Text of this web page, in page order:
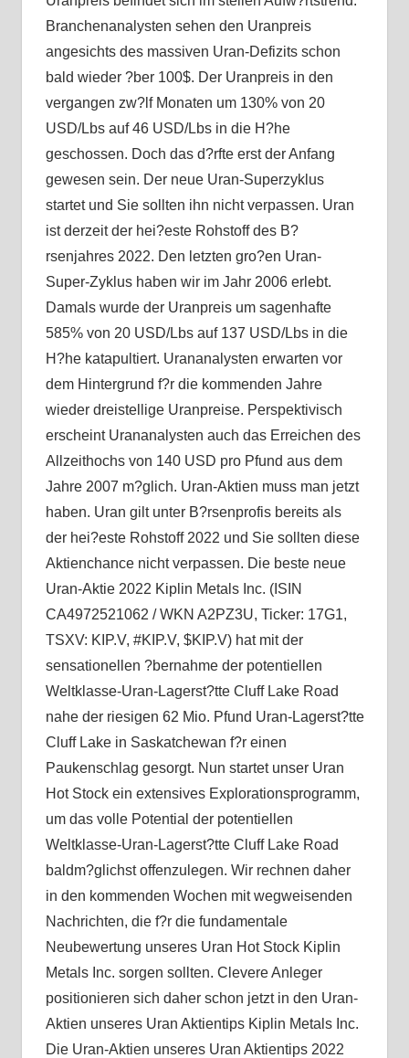
Branchenanalysten sehen den Uranpreis
angesichts des massiven Uran-Defizits schon
bald wieder ?ber 100$. Der Uranpreis in den
vergangen zw?lf Monaten um 130% von 20
USD/Lbs auf 46 USD/Lbs in die H?he
geschossen. Doch das d?rfte erst der Anfang
gewesen sein. Der neue Uran-Superzyklus
startet und Sie sollten ihn nicht verpassen. Uran
ist derzeit der hei?este Rohstoff des B?
rsenjahres 2022. Den letzten gro?en Uran-
Super-Zyklus haben wir im Jahr 2006 erlebt.
Damals wurde der Uranpreis um sagenhafte
585% von 20 USD/Lbs auf 137 USD/Lbs in die
H?he katapultiert. Urananalysten erwarten vor
dem Hintergrund f?r die kommenden Jahre
wieder dreistellige Uranpreise. Perspektivisch
erscheint Urananalysten auch das Erreichen des
Allzeithochs von 140 USD pro Pfund aus dem
Jahre 2007 m?glich. Uran-Aktien muss man jetzt
haben. Uran gilt unter B?rsenprofis bereits als
der hei?este Rohstoff 2022 und Sie sollten diese
Aktienchance nicht verpassen. Die beste neue
Uran-Aktie 2022 Kiplin Metals Inc. (ISIN
CA4972521062 / WKN A2PZ3U, Ticker: 17G1,
TSXV: KIP.V, #KIP.V, $KIP.V) hat mit der
sensationellen ?bernahme der potentiellen
Weltklasse-Uran-Lagerst?tte Cluff Lake Road
nahe der riesigen 62 Mio. Pfund Uran-Lagerst?tte
Cluff Lake in Saskatchewan f?r einen
Paukenschlag gesorgt. Nun startet unser Uran
Hot Stock ein extensives Explorationsprogramm,
um das volle Potential der potentiellen
Weltklasse-Uran-Lagerst?tte Cluff Lake Road
baldm?glichst offenzulegen. Wir rechnen daher
in den kommenden Wochen mit wegweisenden
Nachrichten, die f?r die fundamentale
Neubewertung unseres Uran Hot Stock Kiplin
Metals Inc. sorgen sollten. Clevere Anleger
positionieren sich daher schon jetzt in den Uran-
Aktien unseres Uran Aktientips Kiplin Metals Inc.
Die Uran-Aktien unseres Uran Aktientips 2022